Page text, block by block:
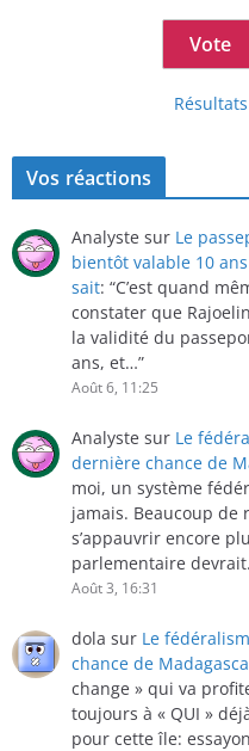
Résultats
Vos réactions
Analyste sur Le
bientôt valable 10
sait: “C’est quand
constater que
la validité du
ans, et…”
Août 6, 11:25
Analyste sur Le
dernière chance de
moi, un système
jamais. Beaucoup de
s’appauvrir encore
parlementaire
Août 3, 16:31
dola sur Le
chance de
change » qui va
toujours à « QUI »
pour cette île: